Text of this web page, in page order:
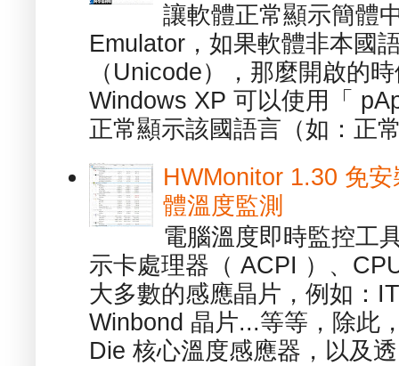
讓軟體正常顯示簡體
Emulator，如果軟體非本國
（Unicode），那麼開啟的
Windows XP 可以使用「
正常顯示該國語言（如：正
HWMonitor 1.30 免
體溫度監測
電腦溫度即時監控工
示卡處理器（ ACPI ）、
大多數的感應晶片，例如：
Winbond 晶片...等等，除此
Die 核心溫度感應器，以及